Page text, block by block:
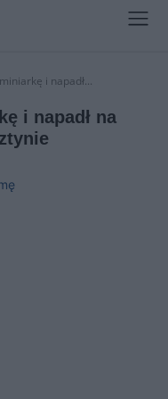
i napadł...
i napadł na